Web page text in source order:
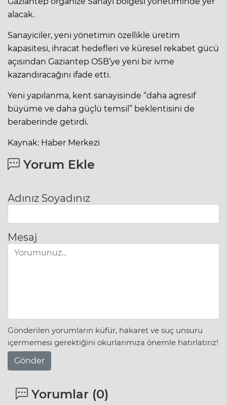
alacak.
Sanayiciler, yeni yönetimin özellikle üretim
kapasitesi, ihracat hedefleri ve küresel rekabet gücü
açısından Gaziantep OSB’ye yeni bir ivme
kazandıracağını ifade etti.
Yeni yapılanma, kent sanayisinde “daha agresif
büyüme ve daha güçlü temsil” beklentisini de
beraberinde getirdi.
Kaynak: Haber Merkezi
Yorum Ekle
Adınız Soyadınız
Mesaj
Gönderilen yorumların küfür, hakaret ve suç unsuru
içermemesi gerektiğini okurlarımıza önemle hatırlatırız!
Gönder
Yorumlar (0)